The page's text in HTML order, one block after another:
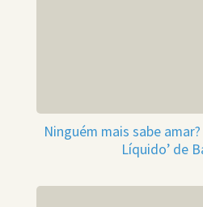
Ninguém mais sabe
Líquido’ de